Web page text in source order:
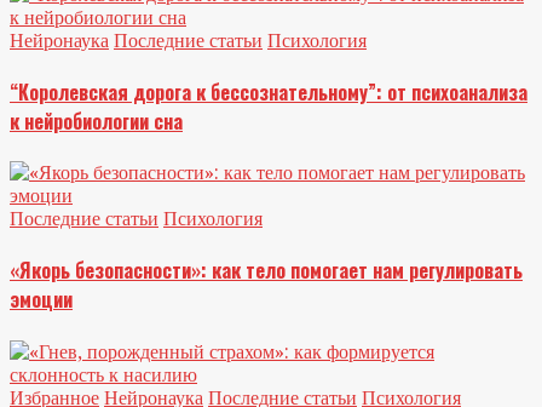
Нейронаука Последние статьи Психология
“Королевская дорога к бессознательному”: от психоанализа
к нейробиологии сна
Последние статьи Психология
«Якорь безопасности»: как тело помогает нам регулировать
эмоции
Избранное Нейронаука Последние статьи Психология